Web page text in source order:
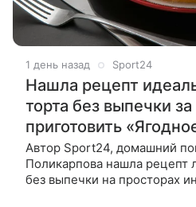
1 день назад Sport24
Нашла рецепт
торта без выпечки
приготовить
Автор Sport24, домашний
Поликарпова нашла рецепт
без выпечки на просторах